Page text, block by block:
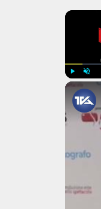
Unmute